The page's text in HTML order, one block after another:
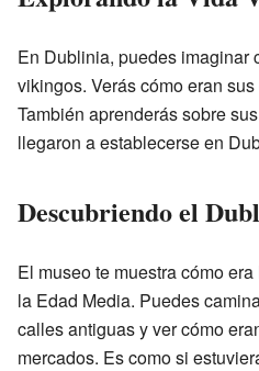
En Dublinia, puedes imaginar
vikingos. Verás cómo eran
También aprenderás sobre
llegaron a establecerse en
Descubriendo el
El museo te muestra cómo
la Edad Media. Puedes
calles antiguas y ver cómo
mercados. Es como si